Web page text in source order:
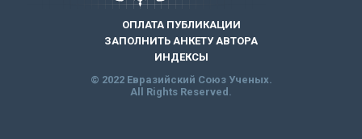
ОПЛАТА ПУБЛИКАЦИИ
ЗАПОЛНИТЬ АНКЕТУ АВТОРА
ИНДЕКСЫ
© 2022 Евразийский Союз Ученых.
All Rights Reserved.